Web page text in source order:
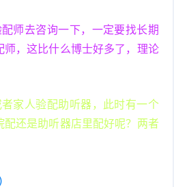
师去咨询一下，一定要找长期
，这比什么博士好多了，理论
家人验配助听器，此时有一个
配还是助听器店里配好呢？两者